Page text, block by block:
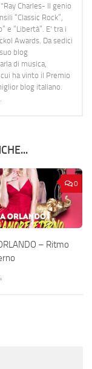
Charles- Il genio
“Classic Rock”,
e “Libertà”. E' tra i
Awards. Da sedici
blog
di musica,
ha vinto il Premio
blog italiano.
0
– Ritmo